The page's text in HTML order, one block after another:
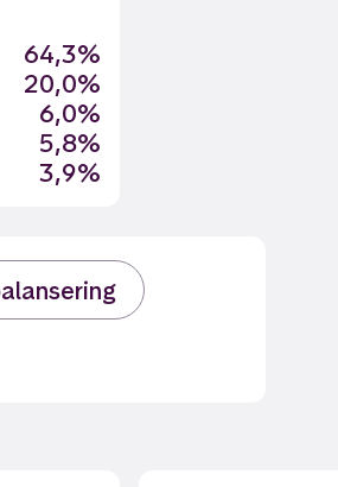
64,3%
20,0%
6,0%
5,8%
3,9%